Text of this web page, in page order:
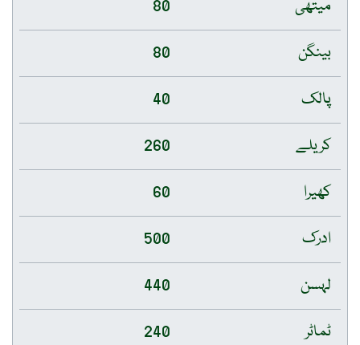
میتھی
80
بینگن
80
پالک
40
کریلے
260
کھیرا
60
ادرک
500
لہسن
440
ٹماٹر
240